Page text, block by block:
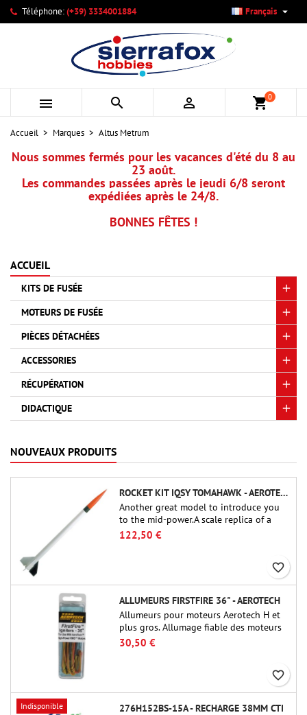
Téléphone:(+39) 3334001884 Français 
   shopping_cart0
Accueil Marques Altus Metrum
Nous sommes fermés pour les vacances d'été du 8 au
23 août.
Les commandes passées après le jeudi 6/8 seront
expédiées après le 24/8.
BONNES FÊTES !
ACCUEIL
KITS DE FUSÉE
MOTEURS DE FUSÉE
PIÈCES DÉTACHÉES
ACCESSORIES
RÉCUPÉRATION
DIDACTIQUE
NOUVEAUX PRODUITS
ROCKET KIT IQSY TOMAHAWK - AEROTECH
Another great model to introduce you
to the mid-power.A scale replica of a
famous sounding rocket, small in size
and peefect to move to higher-level kits.
122,50 €
favorite_border
ALLUMEURS FIRSTFIRE 36" - AEROTECH
Allumeurs pour moteurs Aerotech H et
plus gros. Allumage fiable des moteurs
jusqu'à 91 cm de longu
30,50 €
favorite_border
Indisponible
276H152BS-15A - RECHARGE 38MM CTI
Mes listes d'envies ×
Créer une nouvelle liste
((modalTitle)) ×
((confirmMessage))
((cancelText)) ((modalDeleteText))
Créer une liste d'envies ×
Nom de la liste d'envies
Annuler
Connexion ×
Vous devez être connecté pour ajouter des produits à votre
liste d'envies.
Annuler Connexion